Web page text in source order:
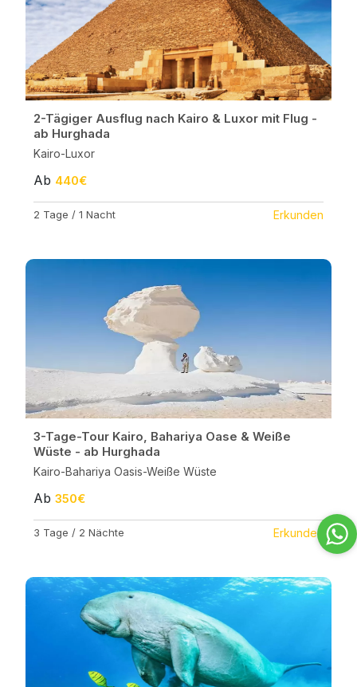
2-Tägiger Ausflug nach Kairo & Luxor mit Flug -
ab Hurghada
Kairo-Luxor
Ab 440€
2 Tage / 1 Nacht Erkunden
3-Tage-Tour Kairo, Bahariya Oase & Weiße
Wüste - ab Hurghada
Kairo-Bahariya Oasis-Weiße Wüste
Ab 350€
3 Tage / 2 Nächte Erkunden